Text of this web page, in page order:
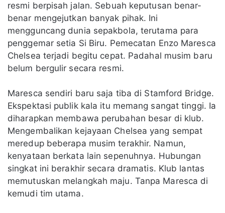
resmi berpisah jalan. Sebuah keputusan benar-
benar mengejutkan banyak pihak. Ini
mengguncang dunia sepakbola, terutama para
penggemar setia Si Biru. Pemecatan Enzo Maresca
Chelsea terjadi begitu cepat. Padahal musim baru
belum bergulir secara resmi.
Maresca sendiri baru saja tiba di Stamford Bridge.
Ekspektasi publik kala itu memang sangat tinggi. Ia
diharapkan membawa perubahan besar di klub.
Mengembalikan kejayaan Chelsea yang sempat
meredup beberapa musim terakhir. Namun,
kenyataan berkata lain sepenuhnya. Hubungan
singkat ini berakhir secara dramatis. Klub lantas
memutuskan melangkah maju. Tanpa Maresca di
kemudi tim utama.